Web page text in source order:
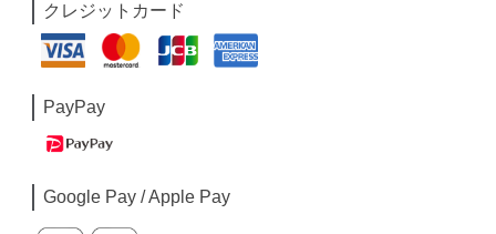
クレジットカード
PayPay
Google Pay / Apple Pay